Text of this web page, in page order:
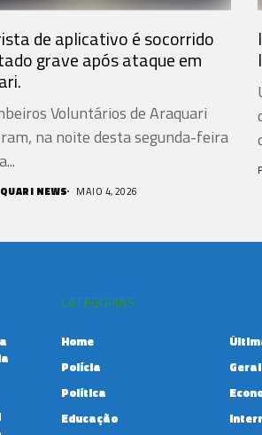
de aplicativo é socorrido
grave após ataque em
Voluntários de Araquari
na noite desta segunda-feira
NEWS MAIO 4, 2026
CATEGORIAS
Home
Polícia
Geral
Política
Educação